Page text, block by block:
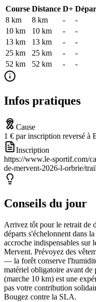
Course Distance D+
8 km
8 km - -
10 km
10 km - -
13 km
13 km - -
25 km
25 km - -
52 km
52 km - -
Infos pratiques
Cause
1 € par inscription reversé à
Inscription
https://www.le-sportif.com/
de-mervent-2026-l-orbrie/
Conseils du jour
Arrivez tôt pour le retrait de
départs s'échelonnent dans
accroche indispensables sur
Mervent. Prévoyez des
— la forêt conserve
matériel obligatoire avant de
(marche 10 km) est une
pas votre contribution
Bougez contre la SLA.